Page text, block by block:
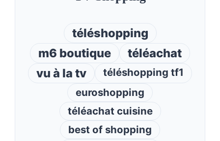
téléshopping
m6 boutique
téléachat
vu à la tv
téléshopping tf1
euroshopping
téléachat cuisine
best of shopping